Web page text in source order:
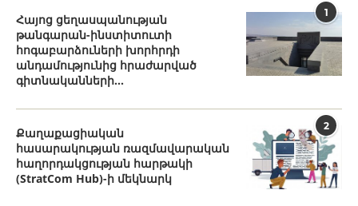
1
Հայոց ցեղասպանության
թանգարան-ինստիտուտի
հոգաբարձուների խորհրդի
անդամությունից հրաժարված
գիտնականների...
2
Քաղաքացիական
հասարակության ռազմավարական
հաղորդակցության հարթակի
(StratCom Hub)-ի մեկնարկ